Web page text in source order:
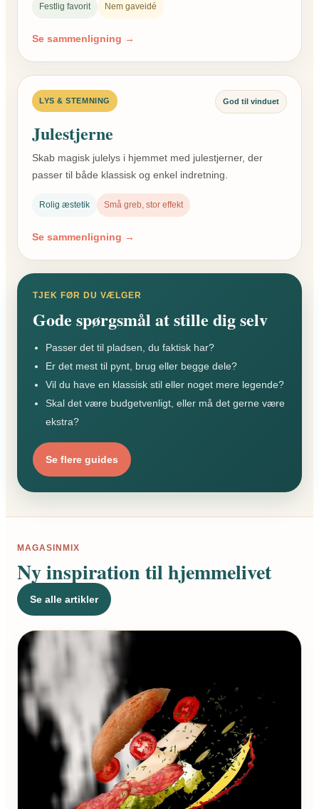
Festlig favorit Nem gaveidé
Se sammenligning →
LYS & STEMNING God til vinduet
Julestjerne
Skab magisk julelys i hjemmet med julestjerner, der
passer til både klassisk og enkel indretning.
Rolig æstetik Små greb, stor effekt
Se sammenligning →
TJEK FØR DU VÆLGER
Gode spørgsmål at stille dig selv
Passer det til pladsen, du faktisk har?
Er det mest til pynt, brug eller begge dele?
Vil du have en klassisk stil eller noget mere legende?
Skal det være budgetvenligt, eller må det gerne være
ekstra?
Se flere guides
MAGASINMIX
Ny inspiration til hjemmelivet
Se alle artikler